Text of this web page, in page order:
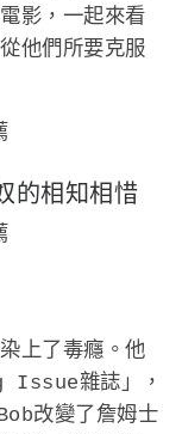
影，一起來看
他們所要克服
的相知相惜
上了毒癮。他
Issue雜誌」，
改變了詹姆士